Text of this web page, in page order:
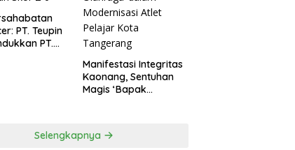
PT. Teupin
PT.
Manifestasi Integritas
Kaonang, Sentuhan
Magis ‘Bapak
Tangerang
Selengkapnya